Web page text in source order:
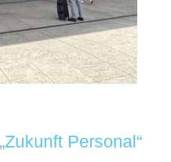
Personal“